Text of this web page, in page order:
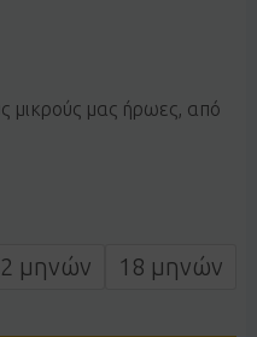
μικρούς μας ήρωες, από
μηνών 18 μηνών